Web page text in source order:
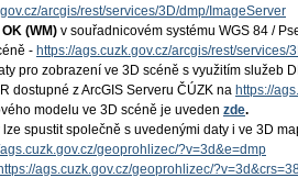
arcgis/rest/services/3D/dmp/ImageServer
OK (WM) v souřadnicovém systému WGS 84 /
- https://ags.cuzk.gov.cz/arcgis/rest/services/
pro zobrazení ve 3D scéně s využitím služeb
dostupné z ArcGIS Serveru ČÚZK na https://
modelu ve 3D scéně je uveden zde.
lze spustit společně s uvedenými daty i ve 3D
ags.cuzk.gov.cz/geoprohlizec/?v=3d&e=dmp
https://ags.cuzk.gov.cz/geoprohlizec/